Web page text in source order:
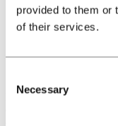
provided to them or
of their services.
Selection
Necessary
Ofrecer
el historial de
sugiere productos
Diseñar ofertas
Enplataformas de
clientes, consolidando